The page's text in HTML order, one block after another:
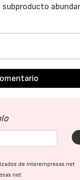
de interempresas.net